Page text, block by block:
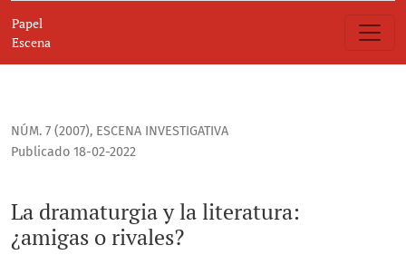
Papel
Escena
NÚM. 7 (2007), ESCENA INVESTIGATIVA
La dramaturgia y la literatura:
¿amigas o rivales?
Publicado 18-02-2022